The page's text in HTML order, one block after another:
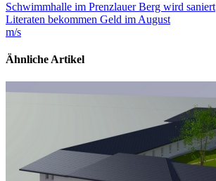
Schwimmhalle im Prenzlauer Berg wird saniert
Literaten bekommen Geld im August
m/s
Ähnliche Artikel